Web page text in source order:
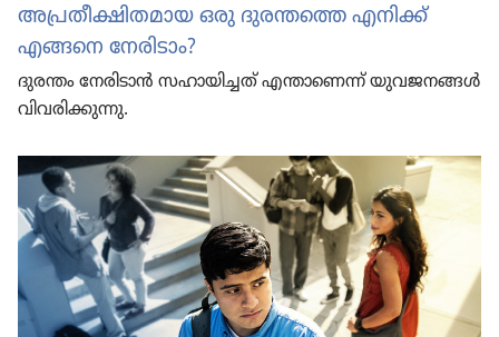
അപ്രതീ​ക്ഷി​ത​മാ​യ ഒരു ദുരന്തത്തെ എനിക്ക്‌
എങ്ങനെ നേരി​ടാം?
ദുരന്തം നേരിടാൻ സഹായി​ച്ചത്‌ എന്താ​ണെന്ന്‌ യുവജനങ്ങൾ
വിവരി​ക്കു​ന്നു.